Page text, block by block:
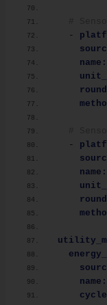
  -
name:
  -
name:
name: